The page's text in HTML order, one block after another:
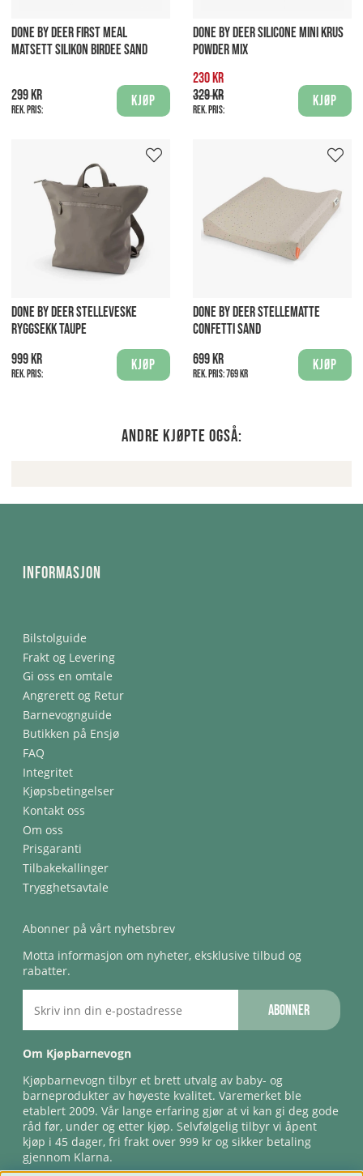
DONE BY DEER FIRST MEAL
MATSETT SILIKON BIRDEE SAND
299 kr
Rek. pris:
Kjøp
DONE BY DEER SILICONE MINI KRUS
POWDER MIX
230 kr
329 kr
Rek. pris:
Kjøp
DONE BY DEER STELLEVESKE
RYGGSEKK TAUPE
999 kr
Rek. pris:
Kjøp
DONE BY DEER STELLEMATTE
CONFETTI SAND
699 kr
Rek. pris:769 kr
Kjøp
Andre kjøpte også:
Informasjon
Bilstolguide
Frakt og Levering
Gi oss en omtale
Angrerett og Retur
Barnevognguide
Butikken på Ensjø
FAQ
Integritet
Kjøpsbetingelser
Kontakt oss
Om oss
Prisgaranti
Tilbakekallinger
Trygghetsavtale
Abonner på vårt nyhetsbrev
Motta informasjon om nyheter, eksklusive tilbud og
rabatter.
Abonner
Om Kjøpbarnevogn
Kjøpbarnevogn tilbyr et brett utvalg av baby- og
barneprodukter av høyeste kvalitet. Varemerket ble
etablert 2009. Vår lange erfaring gjør at vi kan gi deg gode
råd før, under og etter kjøp. Selvfølgelig tilbyr vi åpent
kjøp i 45 dager, fri frakt over 999 kr og sikker betaling
gjennom Klarna.